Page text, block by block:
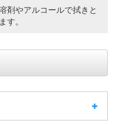
剤やアルコールで拭きと
す。